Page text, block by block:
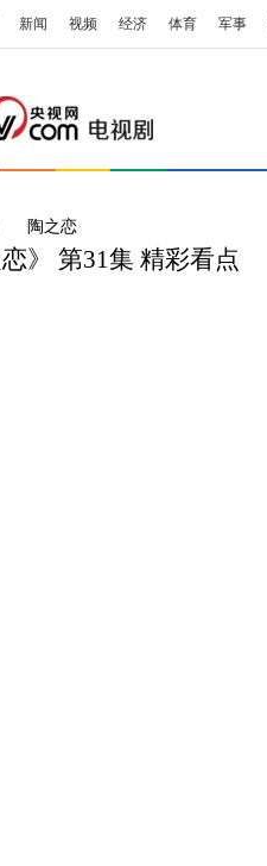
新闻 视频 经济 体育 军事
陶之恋
恋》 第31集 精彩看点